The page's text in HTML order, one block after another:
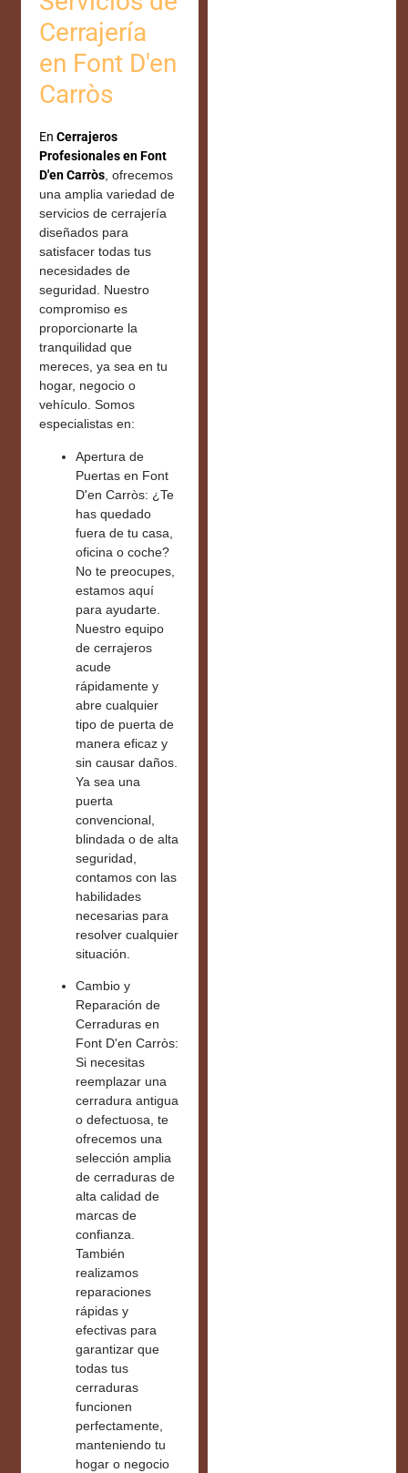
Cerrajería
en Font D'en
Carròs
EnCerrajeros
Profesionales en Font
D'en Carròs, ofrecemos
una amplia variedad de
servicios de cerrajería
diseñados para
satisfacer todas tus
necesidades de
seguridad. Nuestro
compromiso es
proporcionarte la
tranquilidad que
mereces, ya sea en tu
hogar, negocio o
vehículo. Somos
especialistas en:
Apertura de
Puertas en Font
D'en Carròs: ¿Te
has quedado
fuera de tu casa,
oficina o coche?
No te preocupes,
estamos aquí
para ayudarte.
Nuestro equipo
de cerrajeros
acude
rápidamente y
abre cualquier
tipo de puerta de
manera eficaz y
sin causar daños.
Ya sea una
puerta
convencional,
blindada o de alta
seguridad,
contamos con las
habilidades
necesarias para
resolver cualquier
situación.
Cambio y
Reparación de
Cerraduras en
Font D'en Carròs:
Si necesitas
reemplazar una
cerradura antigua
o defectuosa, te
ofrecemos una
selección amplia
decerraduras de
alta calidad de
marcas de
confianza.
También
realizamos
reparaciones
rápidas y
efectivas para
garantizar que
todas tus
cerraduras
funcionen
perfectamente,
manteniendo tu
hogar o negocio